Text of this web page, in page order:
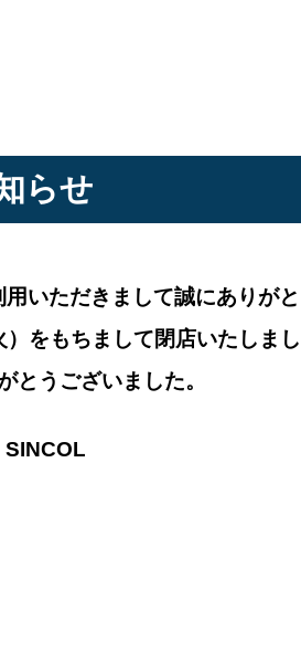
らせ
用いただきまして誠にありがと
をもちまして閉店いたしまし
とうございました。